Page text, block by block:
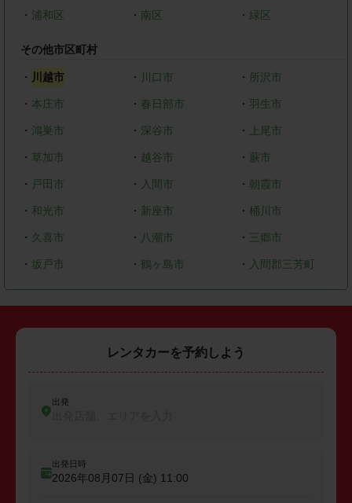
・ 浦和区 ・ 南区 ・ 緑区
その他市区町村
・ 川越市 ・ 川口市 ・ 所沢市
・ 本庄市 ・ 春日部市 ・羽生市
・ 鴻巣市 ・ 深谷市 ・ 上尾市
・ 草加市 ・ 越谷市 ・ 蕨市
・ 戸田市 ・ 入間市 ・ 朝霞市
・ 和光市 ・ 新座市 ・ 桶川市
・ 久喜市 ・ 八潮市 ・ 三郷市
・ 坂戸市 ・ 鶴ヶ島市 ・ 入間郡三芳町
レンタカーを予約しよう
出発
出発日時
2026年08月07日 (金) 11:00